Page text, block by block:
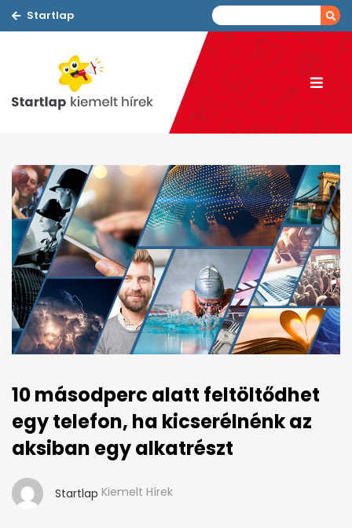
Startlap
10 másodperc alatt feltöltődhet
egy telefon, ha kicserélnénk az
aksiban egy alkatrészt
Startlap Kiemelt Hírek